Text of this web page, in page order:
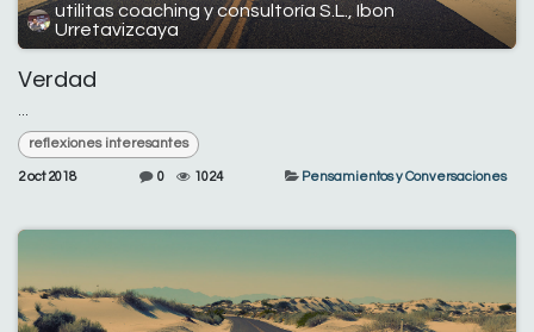
utilitas coaching y consultoría S.L., Ibon
Urretavizcaya
Verdad
...
reflexiones interesantes
2 oct 2018 0 1024 Pensamientos y Conversaciones